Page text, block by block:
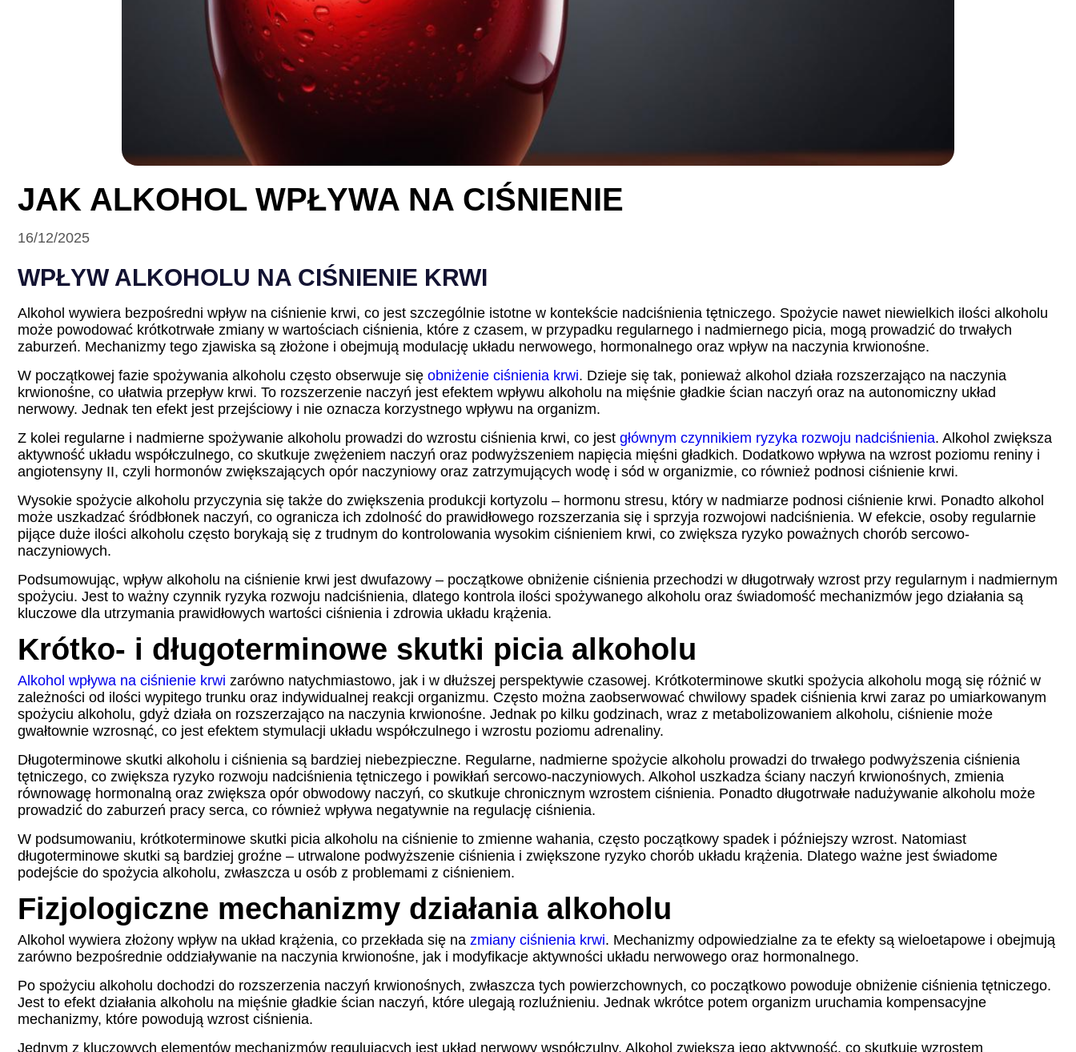
JAK ALKOHOL WPŁYWA NA CIŚNIENIE
16/12/2025
WPŁYW ALKOHOLU NA CIŚNIENIE KRWI
Alkohol wywiera bezpośredni wpływ na ciśnienie krwi, co jest szczególnie istotne w kontekście nadciśnienia tętniczego. Spożycie nawet niewielkich ilości alkoholu
może powodować krótkotrwałe zmiany w wartościach ciśnienia, które z czasem, w przypadku regularnego i nadmiernego picia, mogą prowadzić do trwałych
zaburzeń. Mechanizmy tego zjawiska są złożone i obejmują modulację układu nerwowego, hormonalnego oraz wpływ na naczynia krwionośne.
W początkowej fazie spożywania alkoholu często obserwuje się obniżenie ciśnienia krwi. Dzieje się tak, ponieważ alkohol działa rozszerzająco na naczynia
krwionośne, co ułatwia przepływ krwi. To rozszerzenie naczyń jest efektem wpływu alkoholu na mięśnie gładkie ścian naczyń oraz na autonomiczny układ
nerwowy. Jednak ten efekt jest przejściowy i nie oznacza korzystnego wpływu na organizm.
Z kolei regularne i nadmierne spożywanie alkoholu prowadzi do wzrostu ciśnienia krwi, co jest głównym czynnikiem ryzyka rozwoju nadciśnienia. Alkohol zwiększa
aktywność układu współczulnego, co skutkuje zwężeniem naczyń oraz podwyższeniem napięcia mięśni gładkich. Dodatkowo wpływa na wzrost poziomu reniny i
angiotensyny II, czyli hormonów zwiększających opór naczyniowy oraz zatrzymujących wodę i sód w organizmie, co również podnosi ciśnienie krwi.
Wysokie spożycie alkoholu przyczynia się także do zwiększenia produkcji kortyzolu – hormonu stresu, który w nadmiarze podnosi ciśnienie krwi. Ponadto alkohol
może uszkadzać śródbłonek naczyń, co ogranicza ich zdolność do prawidłowego rozszerzania się i sprzyja rozwojowi nadciśnienia. W efekcie, osoby regularnie
pijące duże ilości alkoholu często borykają się z trudnym do kontrolowania wysokim ciśnieniem krwi, co zwiększa ryzyko poważnych chorób sercowo-
naczyniowych.
Podsumowując, wpływ alkoholu na ciśnienie krwi jest dwufazowy – początkowe obniżenie ciśnienia przechodzi w długotrwały wzrost przy regularnym i nadmiernym
spożyciu. Jest to ważny czynnik ryzyka rozwoju nadciśnienia, dlatego kontrola ilości spożywanego alkoholu oraz świadomość mechanizmów jego działania są
kluczowe dla utrzymania prawidłowych wartości ciśnienia i zdrowia układu krążenia.
Krótko- i długoterminowe skutki picia alkoholu
Alkohol wpływa na ciśnienie krwi zarówno natychmiastowo, jak i w dłuższej perspektywie czasowej. Krótkoterminowe skutki spożycia alkoholu mogą się różnić w
zależności od ilości wypitego trunku oraz indywidualnej reakcji organizmu. Często można zaobserwować chwilowy spadek ciśnienia krwi zaraz po umiarkowanym
spożyciu alkoholu, gdyż działa on rozszerzająco na naczynia krwionośne. Jednak po kilku godzinach, wraz z metabolizowaniem alkoholu, ciśnienie może
gwałtownie wzrosnąć, co jest efektem stymulacji układu współczulnego i wzrostu poziomu adrenaliny.
Długoterminowe skutki alkoholu i ciśnienia są bardziej niebezpieczne. Regularne, nadmierne spożycie alkoholu prowadzi do trwałego podwyższenia ciśnienia
tętniczego, co zwiększa ryzyko rozwoju nadciśnienia tętniczego i powikłań sercowo-naczyniowych. Alkohol uszkadza ściany naczyń krwionośnych, zmienia
równowagę hormonalną oraz zwiększa opór obwodowy naczyń, co skutkuje chronicznym wzrostem ciśnienia. Ponadto długotrwałe nadużywanie alkoholu może
prowadzić do zaburzeń pracy serca, co również wpływa negatywnie na regulację ciśnienia.
W podsumowaniu, krótkoterminowe skutki picia alkoholu na ciśnienie to zmienne wahania, często początkowy spadek i późniejszy wzrost. Natomiast
długoterminowe skutki są bardziej groźne – utrwalone podwyższenie ciśnienia i zwiększone ryzyko chorób układu krążenia. Dlatego ważne jest świadome
podejście do spożycia alkoholu, zwłaszcza u osób z problemami z ciśnieniem.
Fizjologiczne mechanizmy działania alkoholu
Alkohol wywiera złożony wpływ na układ krążenia, co przekłada się na zmiany ciśnienia krwi. Mechanizmy odpowiedzialne za te efekty są wieloetapowe i obejmują
zarówno bezpośrednie oddziaływanie na naczynia krwionośne, jak i modyfikacje aktywności układu nerwowego oraz hormonalnego.
Po spożyciu alkoholu dochodzi do rozszerzenia naczyń krwionośnych, zwłaszcza tych powierzchownych, co początkowo powoduje obniżenie ciśnienia tętniczego.
Jest to efekt działania alkoholu na mięśnie gładkie ścian naczyń, które ulegają rozluźnieniu. Jednak wkrótce potem organizm uruchamia kompensacyjne
mechanizmy, które powodują wzrost ciśnienia.
Jednym z kluczowych elementów mechanizmów regulujących jest układ nerwowy współczulny. Alkohol zwiększa jego aktywność, co skutkuje wzrostem